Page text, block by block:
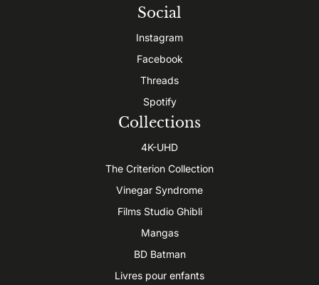
Social
Instagram
Facebook
Threads
Spotify
Collections
4K-UHD
The Criterion Collection
Vinegar Syndrome
Films Studio Ghibli
Mangas
BD Batman
Livres pour enfants